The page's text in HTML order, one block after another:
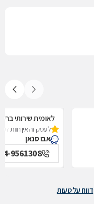
לאומית שירותי
לעסק זה אין חוות
אבו סנאן
9561308
דווח על טעות